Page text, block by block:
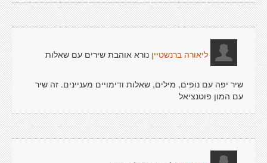
ליאורה ברנשטיין נורא אוהבת שירים עם שאלות
שיר יפה עם נופים, מילים, שאלות ודימויים מעניינים. זה שיר
עם המון פוטנציאל